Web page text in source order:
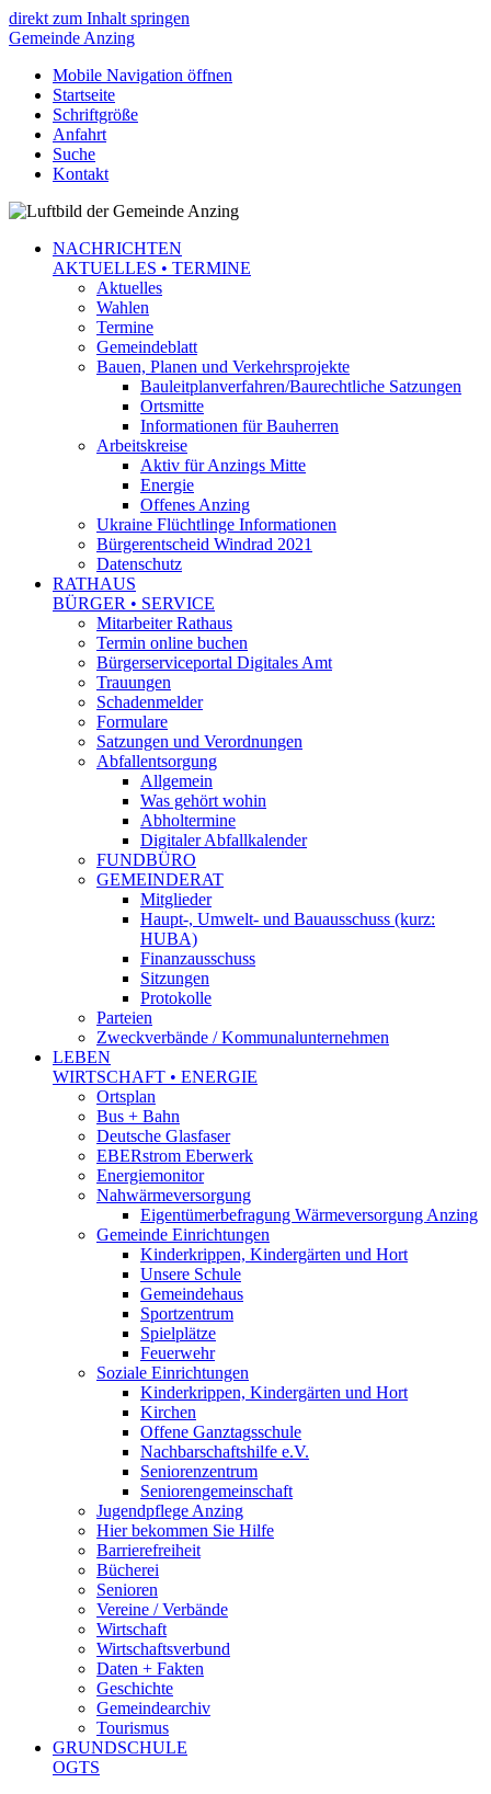
direkt zum Inhalt springen
Gemeinde Anzing
Mobile Navigation öffnen
Startseite
Schriftgröße
Anfahrt
Suche
Kontakt
NACHRICHTEN
AKTUELLES • TERMINE
Aktuelles
Wahlen
Termine
Gemeindeblatt
Bauen, Planen und Verkehrsprojekte
Bauleitplanverfahren/Baurechtliche Satzungen
Ortsmitte
Informationen für Bauherren
Arbeitskreise
Aktiv für Anzings Mitte
Energie
Offenes Anzing
Ukraine Flüchtlinge Informationen
Bürgerentscheid Windrad 2021
Datenschutz
RATHAUS
BÜRGER • SERVICE
Mitarbeiter Rathaus
Termin online buchen
Bürgerserviceportal Digitales Amt
Trauungen
Schadenmelder
Formulare
Satzungen und Verordnungen
Abfallentsorgung
Allgemein
Was gehört wohin
Abholtermine
Digitaler Abfallkalender
FUNDBÜRO
GEMEINDERAT
Mitglieder
Haupt-, Umwelt- und Bauausschuss (kurz:
HUBA)
Finanzausschuss
Sitzungen
Protokolle
Parteien
Zweckverbände / Kommunalunternehmen
LEBEN
WIRTSCHAFT • ENERGIE
Ortsplan
Bus + Bahn
Deutsche Glasfaser
EBERstrom Eberwerk
Energiemonitor
Nahwärmeversorgung
Eigentümerbefragung Wärmeversorgung Anzing
Gemeinde Einrichtungen
Kinderkrippen, Kindergärten und Hort
Unsere Schule
Gemeindehaus
Sportzentrum
Spielplätze
Feuerwehr
Soziale Einrichtungen
Kinderkrippen, Kindergärten und Hort
Kirchen
Offene Ganztagsschule
Nachbarschaftshilfe e.V.
Seniorenzentrum
Seniorengemeinschaft
Jugendpflege Anzing
Hier bekommen Sie Hilfe
Barrierefreiheit
Bücherei
Senioren
Vereine / Verbände
Wirtschaft
Wirtschaftsverbund
Daten + Fakten
Geschichte
Gemeindearchiv
Tourismus
GRUNDSCHULE
OGTS